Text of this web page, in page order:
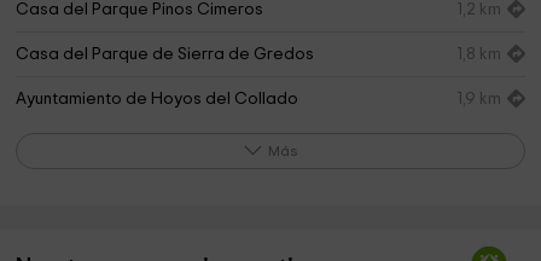
Casa del Parque Pinos Cimeros 1,2 km
Casa del Parque de Sierra de Gredos 1,8 km
Ayuntamiento de Hoyos del Collado 1,9 km
Más